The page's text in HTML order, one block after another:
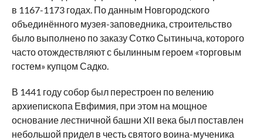
в 1167-1173 годах. По данным Новгородского
объединённого музея-заповедника, строительство
было выполнено по заказу Сотко Сытиныча, которого
часто отождествляют с былинным героем «торговым
гостем» купцом Садко.
В 1441 году собор был перестроен по велению
архиепископа Евфимия, при этом на мощное
основание лестничной башни XII века был поставлен
небольшой придел в честь святого воина-мученика